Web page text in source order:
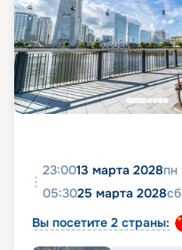
23:0013 марта 2028пн
05:3025 марта 2028сб
Вы посетите 2 страны: